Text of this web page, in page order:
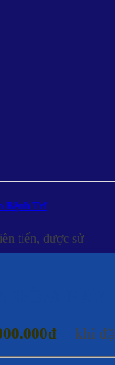
Bệnh Trĩ
tiến, được sử
khi